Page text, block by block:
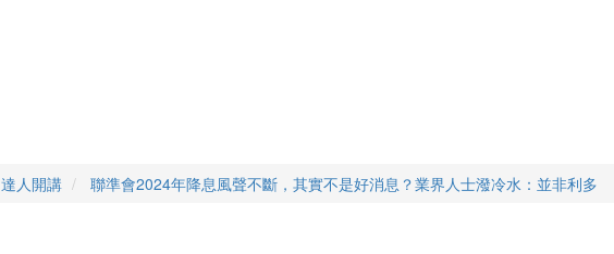
達人開講 聯準會2024年降息風聲不斷，其實不是好消息？業界人士潑冷水：並非利多